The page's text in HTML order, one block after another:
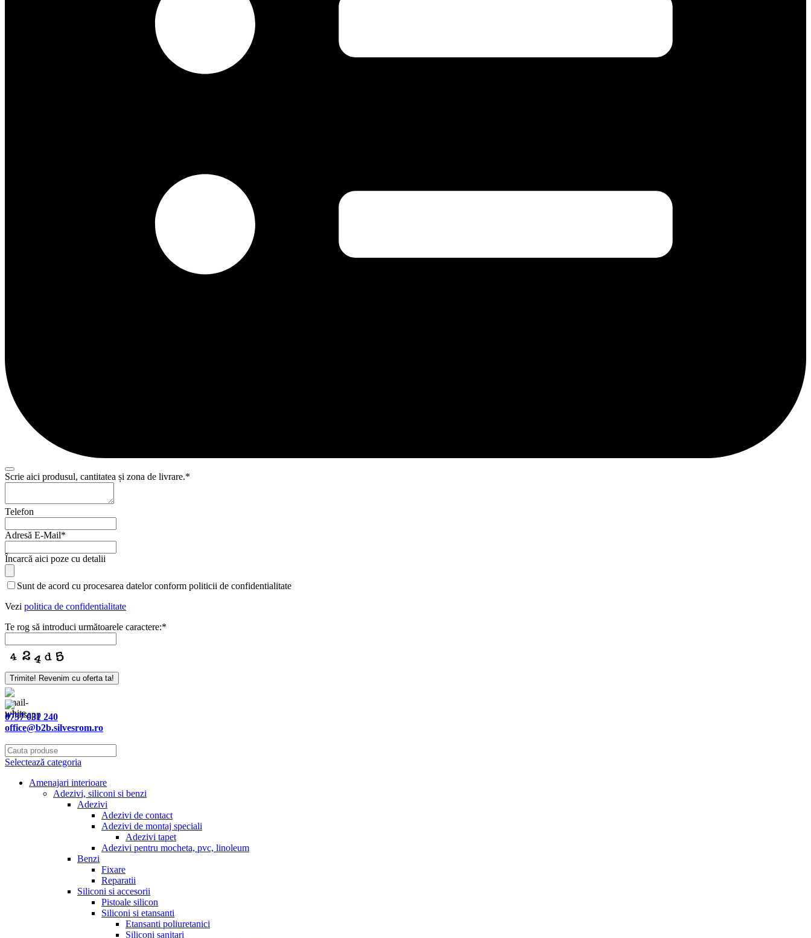
Scrie aici produsul, cantitatea și zona de livrare.*
Telefon
Adresă E-Mail*
Business
Email
Încarcă aici poze cu detalii
Sunt de acord cu procesarea datelor conform politicii de confidentialitate
Vezi politica de confidentialitate
Te rog să introduci următoarele caractere:*
Trimite! Revenim cu oferta ta!
0757 031 240
office@b2b.silvesrom.ro
Selectează categoria
Amenajari interioare
Adezivi, siliconi si benzi
Adezivi
Adezivi de contact
Adezivi de montaj speciali
Adezivi tapet
Adezivi pentru mocheta, pvc, linoleum
Benzi
Fixare
Reparatii
Siliconi si accesorii
Pistoale silicon
Siliconi si etansanti
Etansanti poliuretanici
Siliconi sanitari